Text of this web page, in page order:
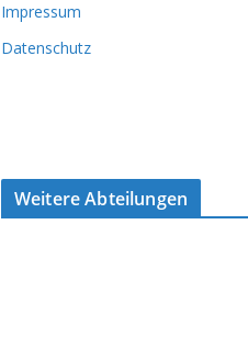
Impressum
Datenschutz
Weitere Abteilungen